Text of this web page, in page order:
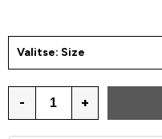
Valitse: Size
- +